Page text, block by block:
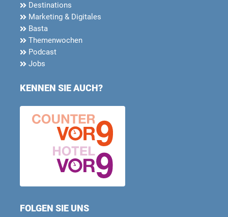
Destinations
Marketing & Digitales
Basta
Themenwochen
Podcast
Jobs
KENNEN SIE AUCH?
FOLGEN SIE UNS